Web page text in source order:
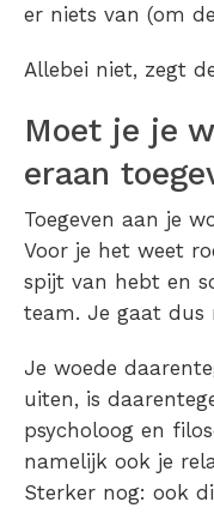
er niets van (om
Allebei niet, zegt
Moet je je
eraan
Toegeven aan je
Voor je het weet
spijt van hebt en
team. Je gaat dus
Je woede
uiten, is
psycholoog en
namelijk ook je
Sterker nog: ook